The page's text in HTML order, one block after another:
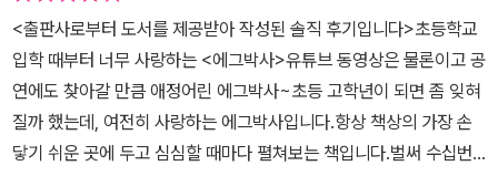
수 있어서 엄마로서 더 만족스러웠어요. 다가오는 여름방학, 아이들
과 자연 관찰이나 생태 이야기를 나누고 싶으시다면<에그박사 15>
를 강력 추천드려요.​#에그박사 #에그박사책 #에그박사15 #생물 #
자연생물관찰 #생물도감 #초등추천도서 #초등과학 #초등책추천 #
미래엔 #미래엔아이세움 #아이세움
15>이에요.​본격적인 여름이 시작된 터라 에그박사 15권 표지의갯벌
장면들이 더 재미있어보이고우리가족도 한 번은 갯벌체험을 해보고
싶단 생각이 들었는데요.​에그박사가 직접 출연하는 뮤지컬도 있다
니..다가올 여름방학 에그박사와 함께하면 좋을 것 같네요.​재미있고
유익한 이번 에그박사책은총 12화로 이뤄져 있어요.1장: 딱딱한 갑옷
을 입은 갑각류와의 만남!2장: 갯벌에서 갑각류를 찾아라!가 그것으
<출판사로부터 도서를 제공받아 작성된 솔직 후기입니다>초등학교
입학 때부터 너무 사랑하는 <에그박사>유튜브 동영상은 물론이고 공
연에도 찾아갈 만큼 애정어린 에그박사~초등 고학년이 되면 좀 잊혀
질까 했는데, 여전히 사랑하는 에그박사입니다.항상 책상의 가장 손
닿기 쉬운 곳에 두고 심심할 때마다 펼쳐보는 책입니다.벌써 수십번